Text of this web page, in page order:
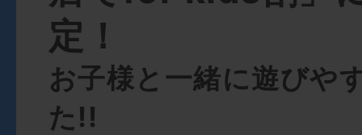
定！
お子様と一緒に遊びや
た!!